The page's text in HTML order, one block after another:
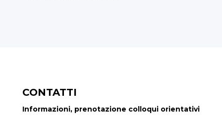
CONTATTI
Informazioni, prenotazione colloqui orientativi